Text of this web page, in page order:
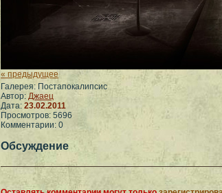
« предыдущее
Галерея: Постапокалипсис
Автор: Джаец
Дата: 23.02.2011
Просмотров: 5696
Комментарии: 0
Обсуждение